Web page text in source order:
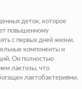
деток, которое
повышенному
с первых дней жизни.
компоненты и
Он полностью
лактозы, что
лактобактериями.